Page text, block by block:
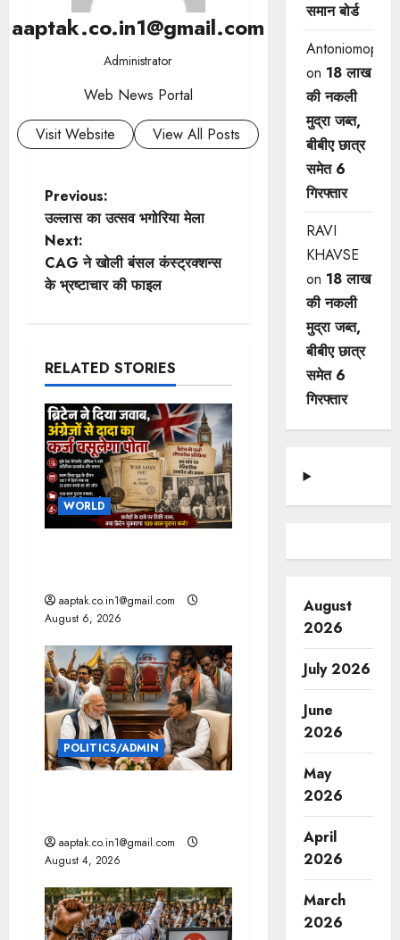
aaptak.co.in1@gmail.com
Administrator
Web News Portal
Visit Website
View All Posts
P
o
s
n
a
v
i
g
a
i
o
n
Previous:
उल्लास का उत्सव भगोरिया मेला
Next:
CAG ने खोली बंसल कंस्ट्रक्शन्स
के भ्रष्टाचार की फाइल
RELATED STORIES
WORLD
aaptak.co.in1@gmail.com
August 6, 2026
POLITICS/ADMIN
aaptak.co.in1@gmail.com
August 4, 2026
समान बोर्ड
Antoniomop
on 18 लाख
की नकली
मुद्रा जब्त,
बीबीए छात्र
समेत 6
गिरफ्तार
RAVI
KHAVSE
on 18 लाख
की नकली
मुद्रा जब्त,
बीबीए छात्र
समेत 6
गिरफ्तार
August
2026
July 2026
June
2026
May
2026
April
2026
March
2026